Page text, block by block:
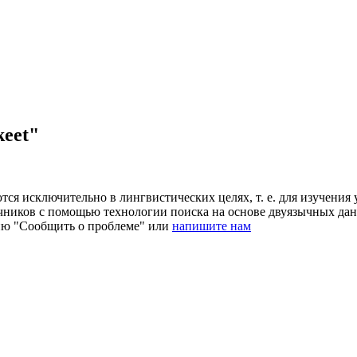
исключительно в лингвистических целях, т. е. для
с помощью технологии поиска на основе двуязычных
"Сообщить о проблеме" или напишите нам